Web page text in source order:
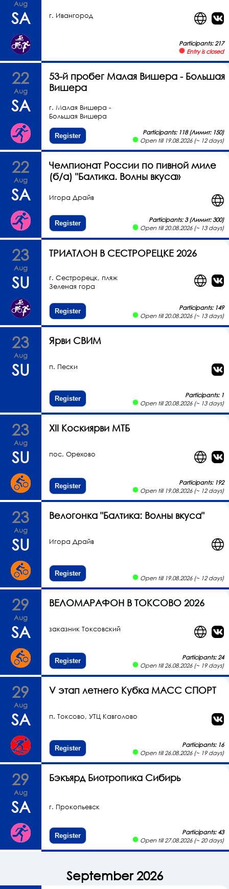
Aug
SA г. Ивангород
Participants: 217
Entry is closed
22
Aug
SA
53-й пробег Малая Вишера - Большая
Вишера
г. Малая Вишера -
Большая Вишера
Register
Participants: 118 (Лимит: 150)
Open till 19.08.2026 (~ 12 days)
22
Aug
SA
Чемпионат России по пивной миле
(б/а) "Балтика. Волны вкуса»
Игора Драйв
Register
Participants: 3 (Лимит: 300)
Open till 20.08.2026 (~ 13 days)
23
Aug
SU
ТРИАТЛОН В СЕСТРОРЕЦКЕ 2026
г. Сестрорецк, пляж
Зеленая гора
Register
Participants: 149
Open till 20.08.2026 (~ 13 days)
23
Aug
SU
Ярви СВИМ
п. Пески
Register
Participants: 1
Open till 20.08.2026 (~ 13 days)
23
Aug
SU
XII Коскиярви МТБ
пос. Орехово
Register
Participants: 192
Open till 19.08.2026 (~ 12 days)
23
Aug
SU
Велогонка "Балтика: Волны вкуса"
Игора Драйв
Register
Open till 19.08.2026 (~ 12 days)
29
Aug
SA
ВЕЛОМАРАФОН В ТОКСОВО 2026
заказник Токсовский
Register
Participants: 24
Open till 26.08.2026 (~ 19 days)
29
Aug
SA
V этап летнего Кубка МАСС СПОРТ
п. Токсово, УТЦ Кавголово
Register
Participants: 16
Open till 26.08.2026 (~ 19 days)
29
Aug
SA
Бэкъярд Биотропика Сибирь
г. Прокопьевск
Register
Participants: 43
Open till 27.08.2026 (~ 20 days)
September 2026